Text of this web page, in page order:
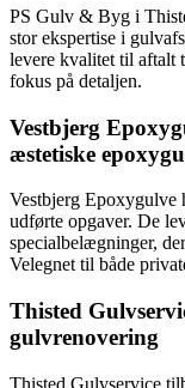
PS Gulv & Byg i
stor ekspertise i
levere kvalitet til aftalt
fokus på detaljen.
Vestbjerg
æstetiske
Vestbjerg Epoxygulve
udførte opgaver. De
specialbelægninger,
Velegnet til både
Thisted
gulvrenovering
Thisted Gulvservice